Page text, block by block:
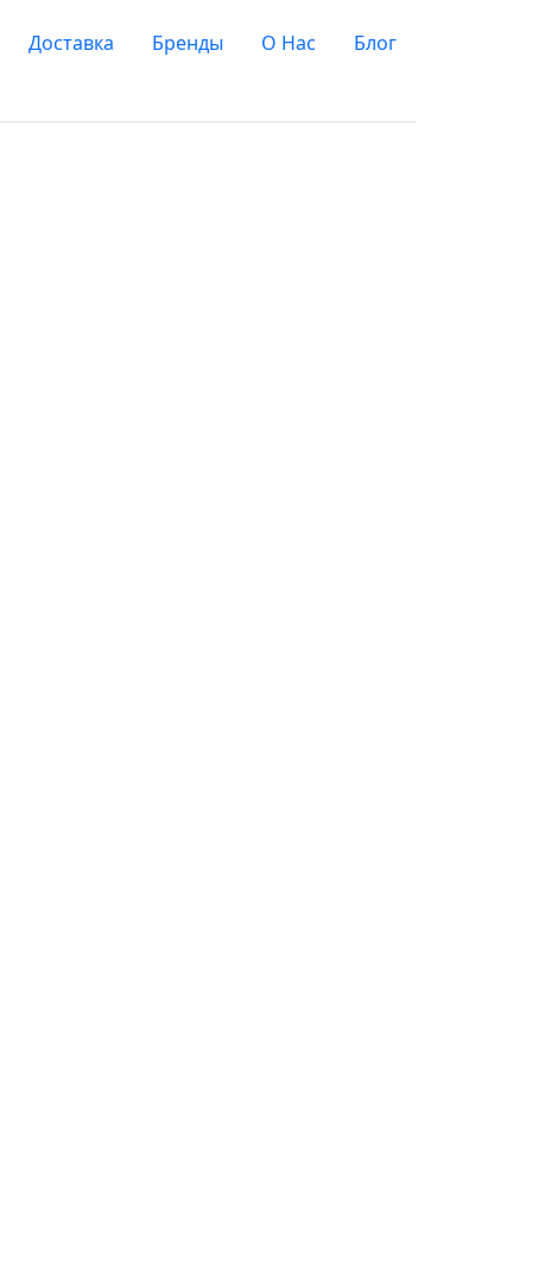
Доставка Бренды О Нас Блог